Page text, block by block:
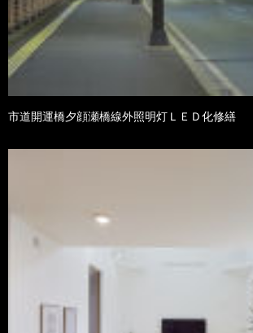
市道開運橋夕顔瀬橋線外照明灯ＬＥＤ化修繕